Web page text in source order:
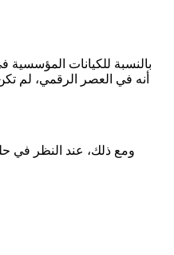
بالنسبة للكيانات
أنه في العصر الرقمي، لم
ومع ذلك، عند النظر في